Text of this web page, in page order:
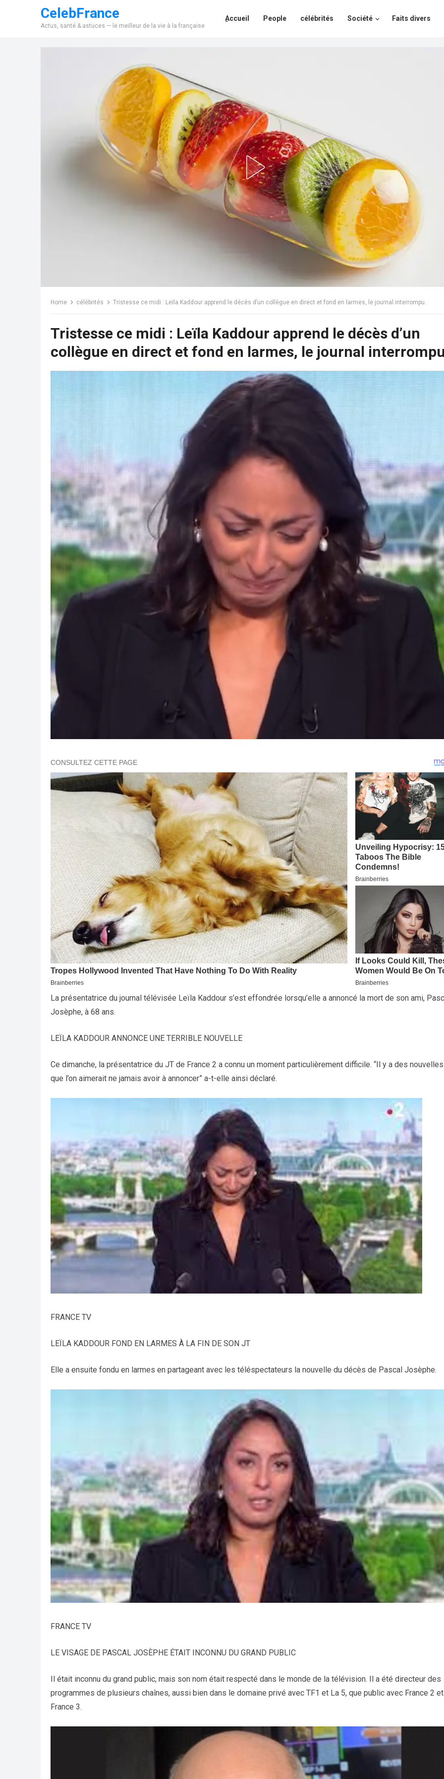
CelebFrance
Actus, santé & astuces — le meilleur de la vie à la française
ِAccueil People célébrités Société Faits divers
Home célébrités Tristesse ce midi : Leïla Kaddour apprend le décès d’un collègue en direct et fond en larmes, le journal interrompu.
Tristesse ce midi : Leïla Kaddour apprend le décès d’un
collègue en direct et fond en larmes, le journal
La présentatrice du journal télévisée Leïla Kaddour s’est effondrée lorsqu’elle a annoncé la mort de son ami,
Josèphe, à 68 ans.
LEÏLA KADDOUR ANNONCE UNE TERRIBLE NOUVELLE
Ce dimanche, la présentatrice du JT de France 2 a connu un moment particulièrement difficile. “Il y a des nouvelles
que l’on aimerait ne jamais avoir à annoncer” a-t-elle ainsi déclaré.
FRANCE TV
LEÏLA KADDOUR FOND EN LARMES À LA FIN DE SON JT
Elle a ensuite fondu en larmes en partageant avec les téléspectateurs la nouvelle du décès de Pascal Josèphe.
FRANCE TV
LE VISAGE DE PASCAL JOSÈPHE ÉTAIT INCONNU DU GRAND PUBLIC
Il était inconnu du grand public, mais son nom était respecté dans le monde de la télévision. Il a été directeur des
programmes de plusieurs chaînes, aussi bien dans le domaine privé avec TF1 et La 5, que public avec France 2 et
France 3.